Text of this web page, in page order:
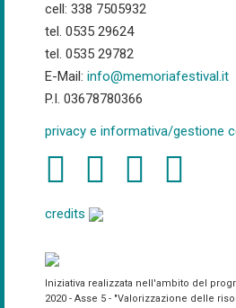
cell: 338 7505932
tel. 0535 29624
tel. 0535 29782
E-Mail: info@memoriafestival.it
P.I. 03678780366
privacy e informativa/gestione
credits
Iniziativa realizzata nell'ambito del
2020 - Asse 5 - "Valorizzazione delle